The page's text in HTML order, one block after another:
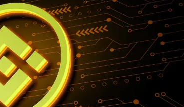
Bingöl
Bitlis
Bolu
Burdur
Bursa